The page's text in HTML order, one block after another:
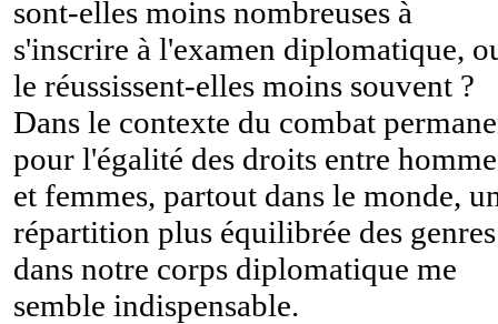
sont-elles moins nombreuses à
s'inscrire à l'examen diplomatique,
le réussissent-elles moins souvent ?
Dans le contexte du combat
pour l'égalité des droits entre
et femmes, partout dans le monde,
répartition plus équilibrée des genres
dans notre corps diplomatique me
semble indispensable.